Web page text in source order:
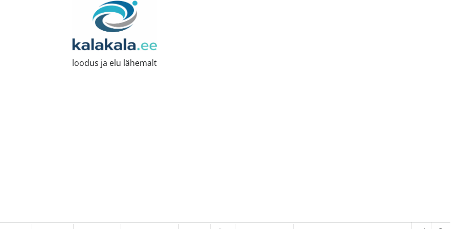
loodus ja elu lähemalt